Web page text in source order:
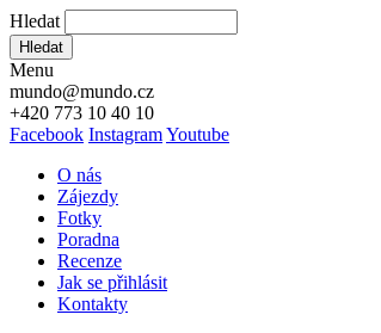
Hledat
Hledat
Menu
mundo@mundo.cz
+420 773 10 40 10
Facebook InstagramYoutube
O nás
Zájezdy
Fotky
Poradna
Recenze
Jak se přihlásit
Kontakty